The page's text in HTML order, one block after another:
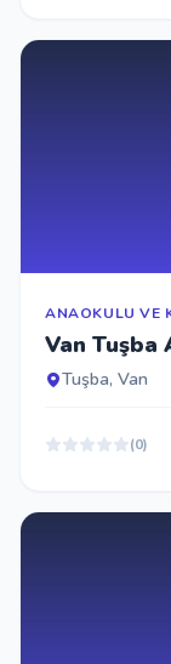
ANAOKULU VE
Van Tuşba
Tuşba, Van
(0)